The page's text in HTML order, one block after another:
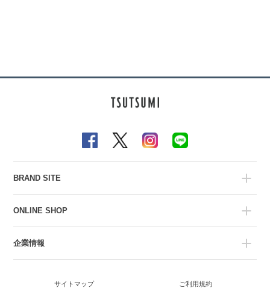
BRAND SITE
ONLINE SHOP
企業情報
サイトマップ ご利用規約